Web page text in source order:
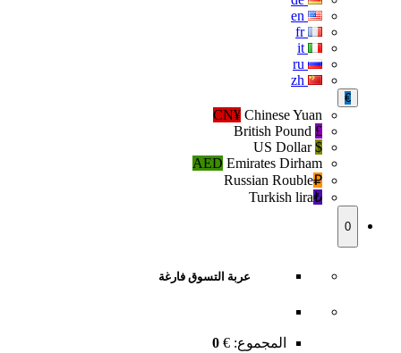
fr
€
CN¥ Chinese Yuan
£
$
US Dollar
AED Emirates Dirham
₽‎
Russian Rouble
₺‎
Turkish lira
0
عربة التسوق فارغة
المجموع: €
0